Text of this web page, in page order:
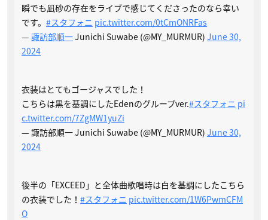
瞬でも凪砂の存在をライブで感じてくださったのなら幸い
です。 #スタフォニ pic.twitter.com/0tCmONRFas
— 諏訪部順一Junichi Suwabe (@MY_MURMUR) June 30,
2024
衣装はとてもゴージャスでした！
こちらは黒を基調にしたEdenのグループver.#スタフォニ pi
c.twitter.com/7ZgMW1yuZi
— 諏訪部順一 Junichi Suwabe (@MY_MURMUR) June 30,
2024
後半の「EXCEED」と全体曲歌唱時は白を基調にしたこちら
の衣装でした！ #スタフォニ pic.twitter.com/1W6PwmCFM
O